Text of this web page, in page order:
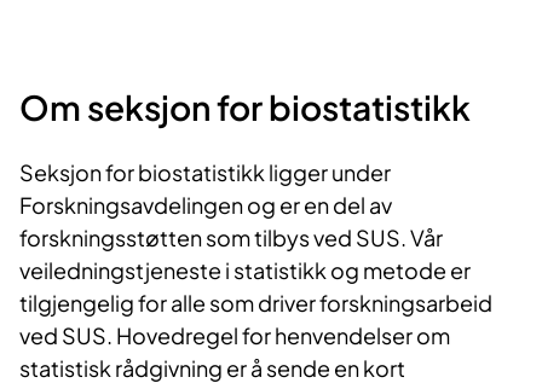
​Om seksjon for biostatistikk
Seksjon for biostatistikk ligger under
Forskningsavdelingen og er en del av
forskningsstøtten som tilbys ved SUS. Vår
veiledningstjeneste i statistikk og metode er
tilgjengelig for alle som driver forskningsarbeid
ved SUS. Hovedregel for henvendelser om
statistisk rådgivning er å sende en kort